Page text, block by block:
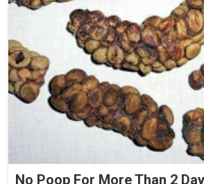
No Poop For More Than 2